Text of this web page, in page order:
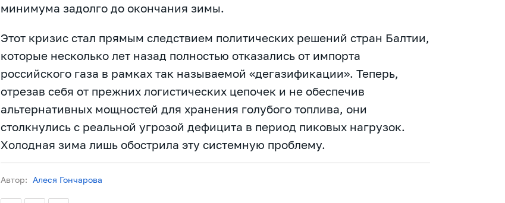
минимума задолго до окончания зимы.
Этот кризис стал прямым следствием политических решений стран Балтии,
которые несколько лет назад полностью отказались от импорта
российского газа в рамках так называемой «дегазификации». Теперь,
отрезав себя от прежних логистических цепочек и не обеспечив
альтернативных мощностей для хранения голубого топлива, они
столкнулись с реальной угрозой дефицита в период пиковых нагрузок.
Холодная зима лишь обострила эту системную проблему.
Автор: Алеся Гончарова